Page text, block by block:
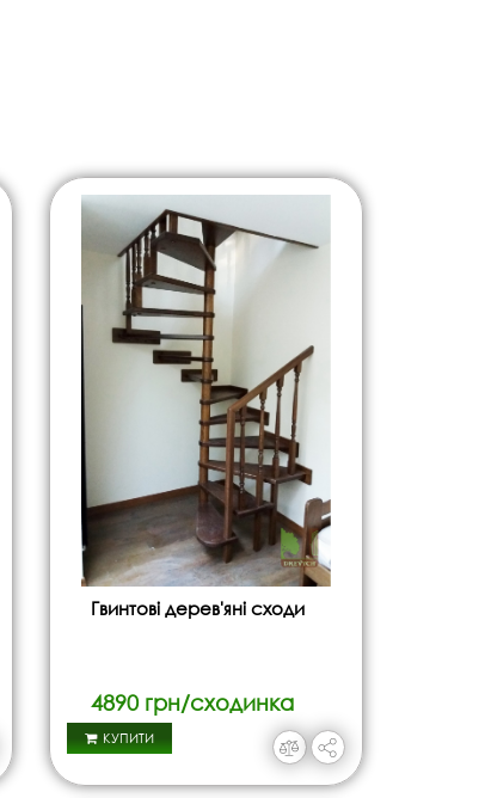
Гвинтові дерев'яні сходи
4890 грн/сходинка
КУПИТИ